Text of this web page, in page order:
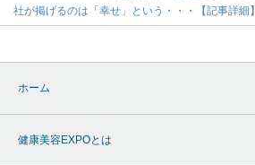
社が掲げるのは「幸せ」という・・・【記事詳細】
ホーム
健康美容EXPOとは